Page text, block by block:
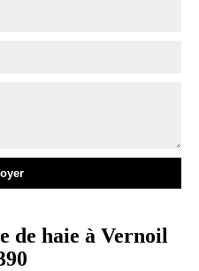
de haie à Vernoil